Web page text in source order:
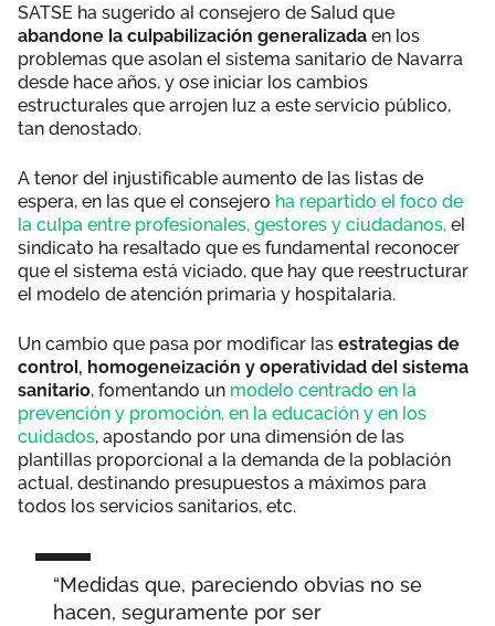
SATSE ha sugerido al consejero de Salud que
abandone la culpabilización generalizada en los
problemas que asolan el sistema sanitario de Navarra
desde hace años, y ose iniciar los cambios
estructurales que arrojen luz a este servicio público,
tan denostado.
A tenor del injustificable aumento de las listas de
espera, en las que el consejero ha repartido el foco de
la culpa entre profesionales, gestores y ciudadanos, el
sindicato ha resaltado que es fundamental reconocer
que el sistema está viciado, que hay que reestructurar
el modelo de atención primaria y hospitalaria.
Un cambio que pasa por modificar las estrategias de
control, homogeneización y operatividad del sistema
sanitario, fomentando un modelo centrado en la
prevención y promoción, en la educación y en los
cuidados, apostando por una dimensión de las
plantillas proporcional a la demanda de la población
actual, destinando presupuestos a máximos para
todos los servicios sanitarios, etc.
“Medidas que, pareciendo obvias no se
hacen, seguramente por ser